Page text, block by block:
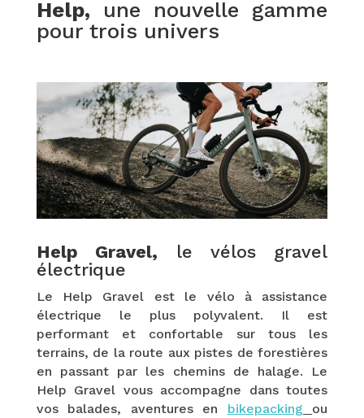
Help, une nouvelle gamme
pour trois univers
Help Gravel, le vélos gravel
électrique
Le Help Gravel est le vélo à assistance
électrique le plus polyvalent. Il est
performant et confortable sur tous les
terrains, de la route aux pistes de forestières
en passant par les chemins de halage. Le
Help Gravel vous accompagne dans toutes
vos balades, aventures en bikepacking
ou